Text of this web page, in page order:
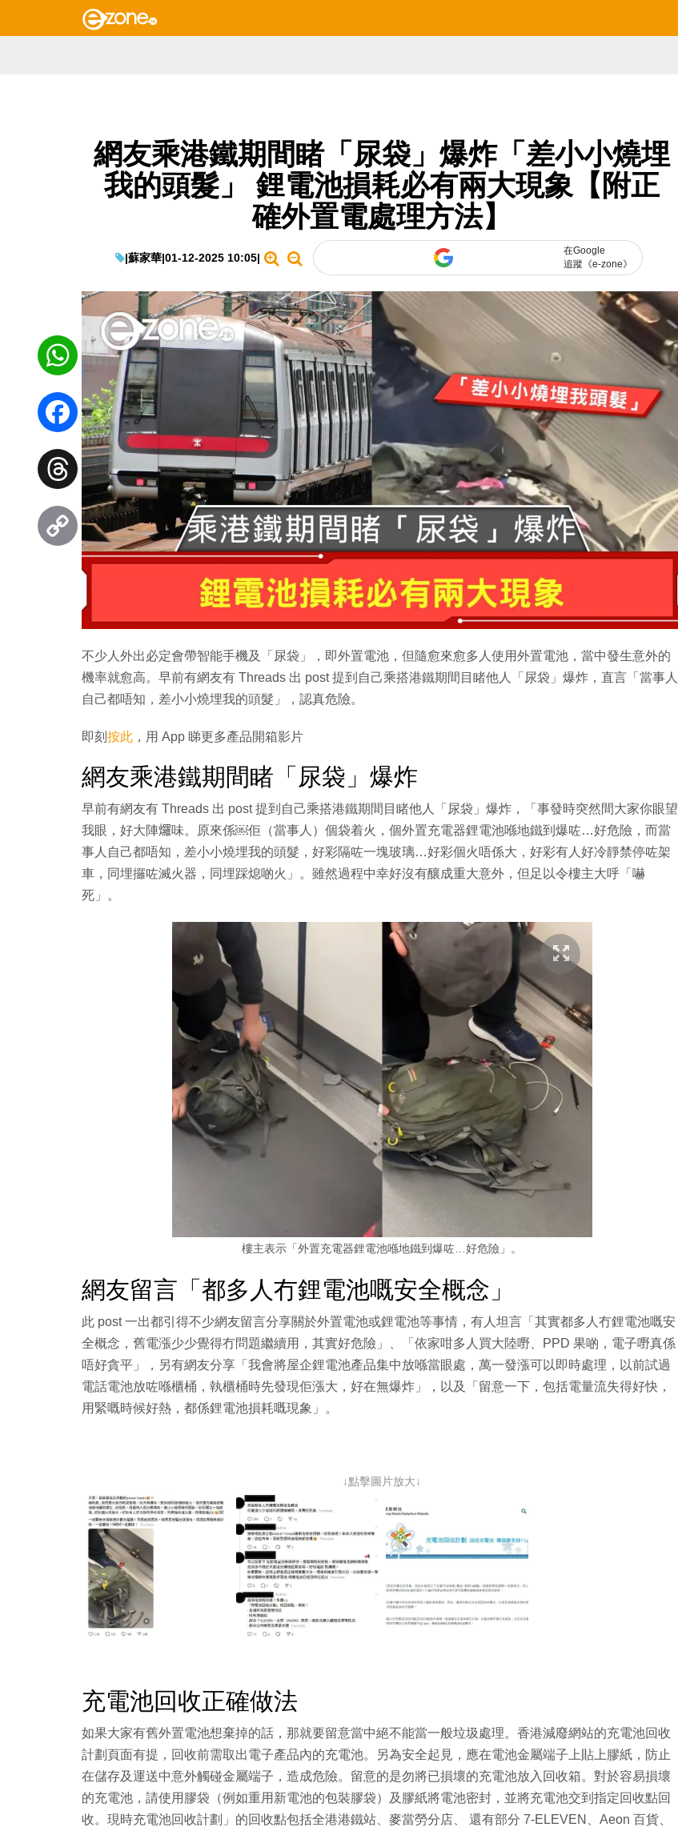
網友乘港鐵期間睹「尿袋」爆炸「差小小燒埋
我的頭髮」 鋰電池損耗必有兩大現象【附正
確外置電處理方法】
|蘇家華|01-12-2025 10:05|
在Google
追蹤《e-zone》
不少人外出必定會帶智能手機及「尿袋」，即外置電池，但隨愈來愈多人使用外置電池，當中發生意外的
機率就愈高。早前有網友有 Threads 出 post 提到自己乘搭港鐵期間目睹他人「尿袋」爆炸，直言「當事人
自己都唔知，差小小燒埋我的頭髮」，認真危險。
即刻 按此 ，用 App 睇更多產品開箱影片
網友乘港鐵期間睹「尿袋」爆炸
早前有網友有 Threads 出 post 提到自己乘搭港鐵期間目睹他人「尿袋」爆炸，「事發時突然間大家你眼望
我眼，好大陣𤓓味。原來係￼佢（當事人）個袋着火，個外置充電器鋰電池喺地鐵到爆咗…好危險，而當
事人自己都唔知，差小小燒埋我的頭髮，好彩隔咗一塊玻璃…好彩個火唔係大，好彩有人好冷靜禁停咗架
車，同埋攞咗滅火器，同埋踩熄啲火」。雖然過程中幸好沒有釀成重大意外，但足以令樓主大呼「嚇
死」。
樓主表示「外置充電器鋰電池喺地鐵到爆咗…好危險」。
網友留言「都多人冇鋰電池嘅安全概念」
此 post 一出都引得不少網友留言分享關於外置電池或鋰電池等事情，有人坦言「其實都多人冇鋰電池嘅安
全概念，舊電漲少少覺得冇問題繼續用，其實好危險」、「依家咁多人買大陸嘢、PPD 果啲，電子嘢真係
唔好貪平」，另有網友分享「我會將屋企鋰電池產品集中放喺當眼處，萬一發漲可以即時處理，以前試過
電話電池放咗喺櫃桶，執櫃桶時先發現佢漲大，好在無爆炸」，以及「留意一下，包括電量流失得好快，
用緊嘅時候好熱，都係鋰電池損耗嘅現象」。
↓點擊圖片放大↓
充電池回收正確做法
如果大家有舊外置電池想棄掉的話，那就要留意當中絕不能當一般垃圾處理。香港減廢網站的充電池回收
計劃頁面有提，回收前需取出電子產品內的充電池。另為安全起見，應在電池金屬端子上貼上膠紙，防止
在儲存及運送中意外觸碰金屬端子，造成危險。留意的是勿將已損壞的充電池放入回收箱。對於容易損壞
的充電池，請使用膠袋（例如重用新電池的包裝膠袋）及膠紙將電池密封，並將充電池交到指定回收點回
收。現時充電池回收計劃」的回收點包括全港港鐵站、麥當勞分店、 還有部分 7-ELEVEN、Aeon 百貨、
WhatsApp
Facebook
Threads
Copy